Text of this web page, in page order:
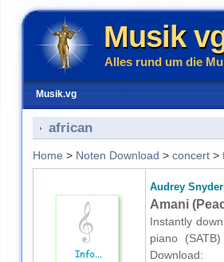
Musik
Alles rund um die
Musik.vg
african
Home > Noten Download > concert>
Audrey Snyder
Amani
Instantly
piano
Download: